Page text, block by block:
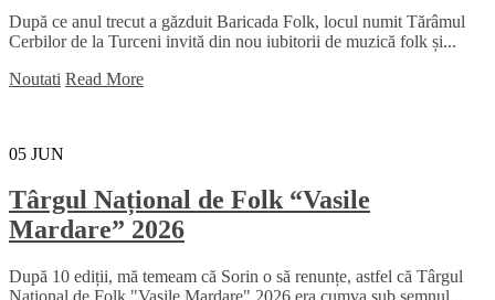
După ce anul trecut a găzduit Baricada Folk, locul numit Tărâmul
Cerbilor de la Turceni invită din nou iubitorii de muzică folk și...
Noutati Read More
05 JUN
Târgul Național de Folk “Vasile
Mardare” 2026
După 10 ediții, mă temeam că Sorin o să renunțe, astfel că Târgul